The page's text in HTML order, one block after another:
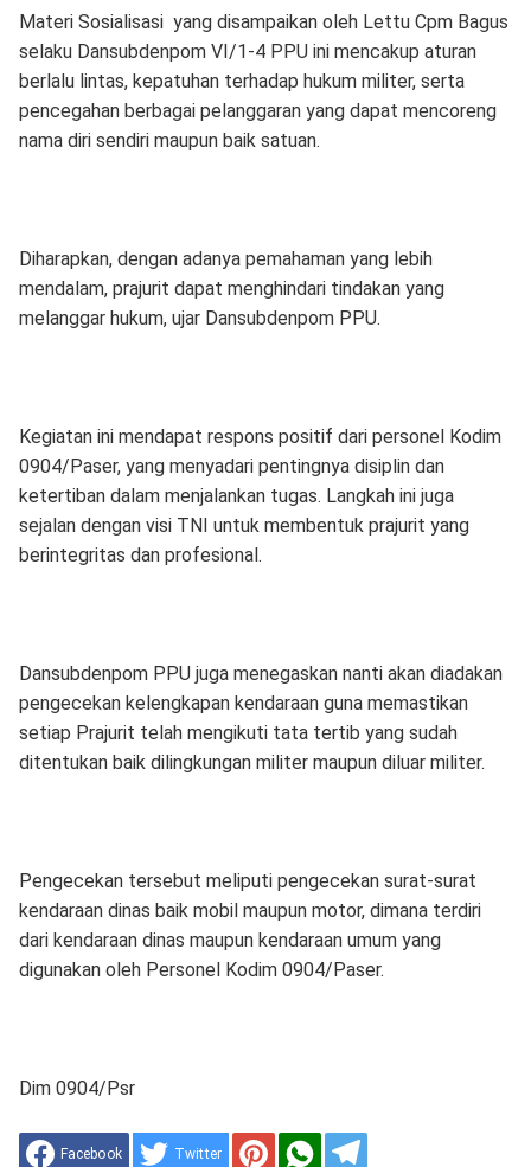
Materi Sosialisasi yang disampaikan oleh Lettu Cpm Bagus
selaku Dansubdenpom VI/1-4 PPU ini mencakup aturan
berlalu lintas, kepatuhan terhadap hukum militer, serta
pencegahan berbagai pelanggaran yang dapat mencoreng
nama diri sendiri maupun baik satuan.
Diharapkan, dengan adanya pemahaman yang lebih
mendalam, prajurit dapat menghindari tindakan yang
melanggar hukum, ujar Dansubdenpom PPU.
Kegiatan ini mendapat respons positif dari personel Kodim
0904/Paser, yang menyadari pentingnya disiplin dan
ketertiban dalam menjalankan tugas. Langkah ini juga
sejalan dengan visi TNI untuk membentuk prajurit yang
berintegritas dan profesional.
Dansubdenpom PPU juga menegaskan nanti akan diadakan
pengecekan kelengkapan kendaraan guna memastikan
setiap Prajurit telah mengikuti tata tertib yang sudah
ditentukan baik dilingkungan militer maupun diluar militer.
Pengecekan tersebut meliputi pengecekan surat-surat
kendaraan dinas baik mobil maupun motor, dimana terdiri
dari kendaraan dinas maupun kendaraan umum yang
digunakan oleh Personel Kodim 0904/Paser.
Dim 0904/Psr
Facebook Twitter